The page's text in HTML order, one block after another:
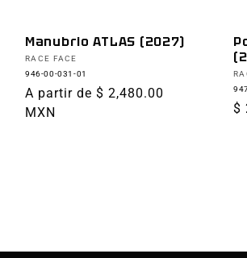
Manubrio ATLAS (2027)
Proveedor:
RACE FACE
946-00-031-01
Precio
habitual
A partir de $ 2,480.00
MXN
$